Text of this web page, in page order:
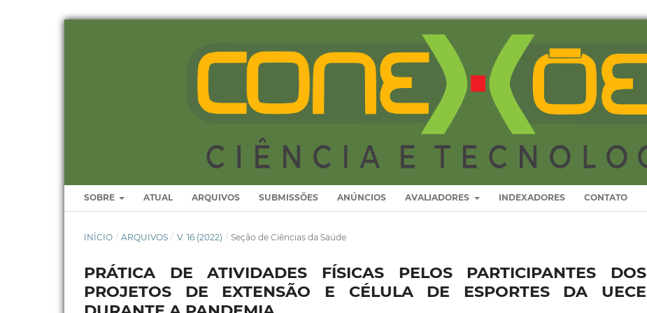
SOBRE ATUAL ARQUIVOS SUBMISSÕES ANÚNCIOS AVALIADORES INDEXADORES CONTATO
INÍCIO / ARQUIVOS / V. 16 (2022) / Seção de Ciências da Saúde
PRÁTICA DE ATIVIDADES FÍSICAS PELOS PARTICIPANTES DOS
PROJETOS DE EXTENSÃO E CÉLULA DE ESPORTES DA UECE